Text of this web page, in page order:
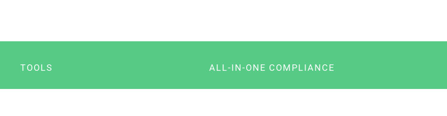
TOOLS ALL-IN-ONE COMPLIANCE